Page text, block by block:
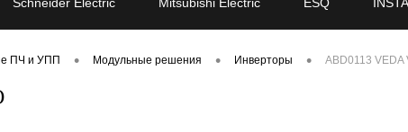
ПЧ и УПП • Модульные решения • Инверторы • ABD0113 VEDA